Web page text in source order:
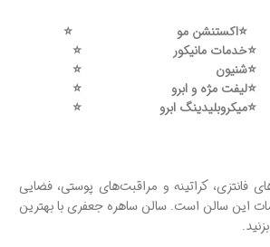
⭐️اکستنشن مو
⭐️
⭐️خدمات مانیکور
⭐️
⭐️شنیون
⭐️
⭐️لیفت مژه و ابرو
⭐️
⭐️میکروبلیدینگ ابرو
⭐️
کراتینه و مراقبت‌های پوستی، فضایی
این سالن است. سالن ساهره جعفری با بهترین